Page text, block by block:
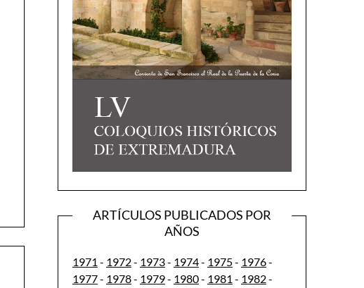
ARTÍCULOS PUBLICADOS POR
AÑOS
1971 - 1972- 1973- 1974- 1975- 1976-
1977- 1978- 1979- 1980- 1981 - 1982-